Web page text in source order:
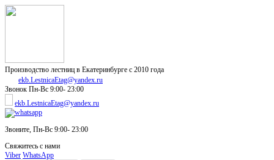
Производство лестниц в Екатеринбурге с 2010 года
ekb.LestnicaEtag@yandex.ru
Звонок Пн-Вс 9:00- 23:00
ekb.LestnicaEtag@yandex.ru
Звоните, Пн-Вс 9:00- 23:00
Свяжитесь с нами
Viber WhatsApp